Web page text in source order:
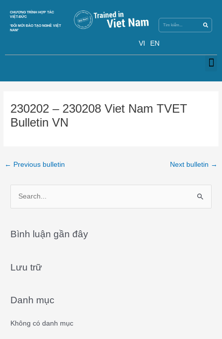
content
CHƯƠNG TRÌNH HỢP TÁC
VIỆT-ĐỨC
‘ĐỔI MỚI ĐÀO TẠO NGHỀ VIỆT
NAM’
VI EN
230202 – 230208 Viet Nam TVET
Bulletin VN
← Previous bulletin Next bulletin →
r
h
:
Bình luận gần đây
Lưu trữ
Danh mục
Không có danh mục